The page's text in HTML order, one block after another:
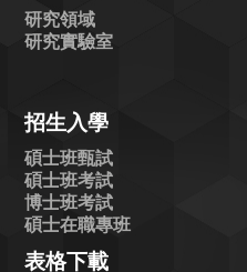
研究領域
研究實驗室
招生入學
碩士班甄試
碩士班考試
博士班考試
碩士在職專班
表格下載